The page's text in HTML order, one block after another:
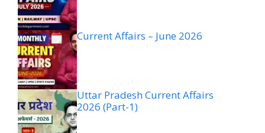
Current Affairs – June 2026
Uttar Pradesh Current Affairs
2026 (Part-1)